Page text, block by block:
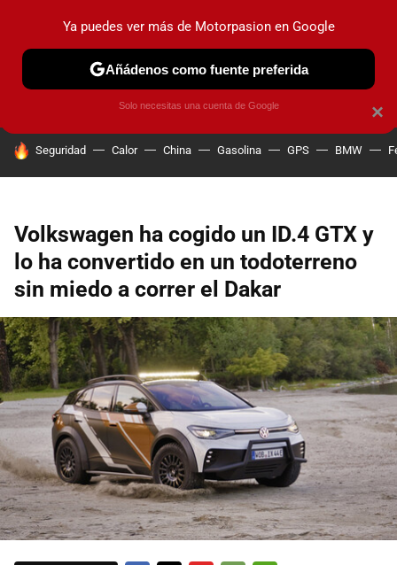
PRUEBAS COCHES ELÉCTRICOS OBSERVATORIO
HOY SE HABLA DE
Seguridad Calor China Gasolina GPS BMW
Volkswagen ha cogido un ID.4 GTX y
lo ha convertido en un todoterreno
sin miedo a correr el Dakar
×
Ya puedes ver más de Motorpasion en Google
Añádenos como fuente preferida
Solo necesitas una cuenta de Google